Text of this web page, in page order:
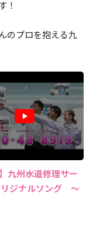
！
のプロを抱える九
】九州水道修理サー
リジナルソング ～